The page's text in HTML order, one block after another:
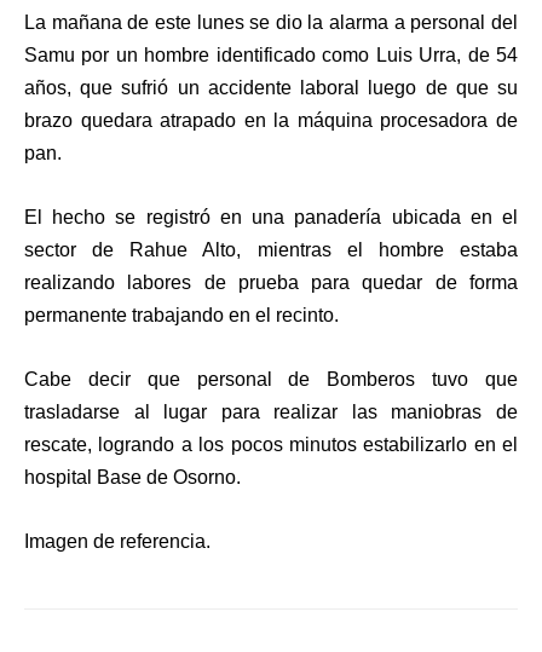
La mañana de este lunes se dio la alarma a personal del
Samu por un hombre identificado como Luis Urra, de 54
años, que sufrió un accidente laboral luego de que su
brazo quedara atrapado en la máquina procesadora de
pan.
El hecho se registró en una panadería ubicada en el
sector de Rahue Alto, mientras el hombre estaba
realizando labores de prueba para quedar de forma
permanente trabajando en el recinto.
Cabe decir que personal de Bomberos tuvo que
trasladarse al lugar para realizar las maniobras de
rescate, logrando a los pocos minutos estabilizarlo en el
hospital Base de Osorno.
Imagen de referencia.